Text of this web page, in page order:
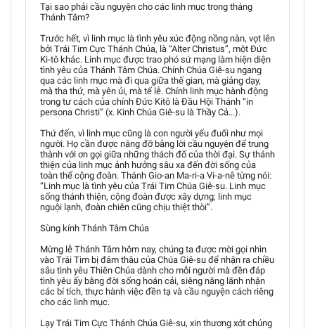
Tại sao phải cầu nguyện cho các linh mục trong tháng
Thánh Tâm?
Trước hết, vì linh mục là tình yêu xúc động nồng nàn, vọt lên
bởi Trái Tim Cực Thánh Chúa, là “Alter Christus”, một Đức
Ki-tô khác. Linh mục được trao phó sứ mạng làm hiện diện
tình yêu của Thánh Tâm Chúa. Chính Chúa Giê-su ngang
qua các linh mục mà đi qua giữa thế gian, mà giảng dạy,
mà tha thứ, mà yên ủi, mà tế lễ. Chính linh mục hành động
trong tư cách của chính Đức Kitô là Đầu Hội Thánh “in
persona Christi” (x. Kinh Chúa Giê-su là Thầy Cả…).
Thứ đến, vì linh mục cũng là con người yếu đuối như mọi
người. Họ cần được nâng đỡ bằng lời cầu nguyện để trung
thành với ơn gọi giữa những thách đố của thời đại. Sự thánh
thiện của linh mục ảnh hưởng sâu xa đến đời sống của
toàn thể cộng đoàn. Thánh Gio-an Ma-ri-a Vi-a-nê từng nói:
“Linh mục là tình yêu của Trái Tim Chúa Giê-su. Linh mục
sống thánh thiện, cộng đoàn được xây dựng; linh mục
nguội lạnh, đoàn chiên cũng chịu thiệt thòi”.
Sùng kính Thánh Tâm Chúa
Mừng lễ Thánh Tâm hôm nay, chúng ta được mời gọi nhìn
vào Trái Tim bị đâm thâu của Chúa Giê-su để nhận ra chiều
sâu tình yêu Thiên Chúa dành cho mỗi người mà đền đáp
tình yêu ấy bằng đời sống hoán cải, siêng năng lãnh nhận
các bí tích, thực hành việc đền tạ và cầu nguyện cách riêng
cho các linh mục.
Lạy Trái Tim Cực Thánh Chúa Giê-su, xin thương xót chúng